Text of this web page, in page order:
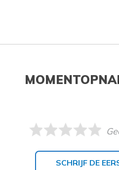
SCHRIJF DE